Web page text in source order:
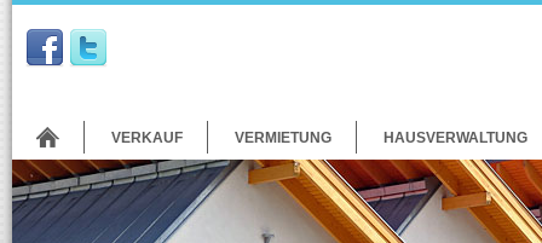
VERKAUF VERMIETUNG HAUSVERWALTUNG